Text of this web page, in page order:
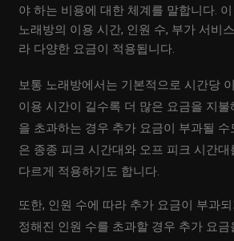
야 하는 비용에 대한 체계를 말합니다.
노래방의 이용 시간, 인원 수, 부가 서비
라 다양한 요금이 적용됩니다.
보통 노래방에서는 기본적으로 시간당
이용 시간이 길수록 더 많은 요금을 지
을 초과하는 경우 추가 요금이 부과될
은 종종 피크 시간대와 오프 피크 시간
다르게 적용하기도 합니다.
또한, 인원 수에 따라 추가 요금이 부과
정해진 인원 수를 초과할 경우 추가 요금